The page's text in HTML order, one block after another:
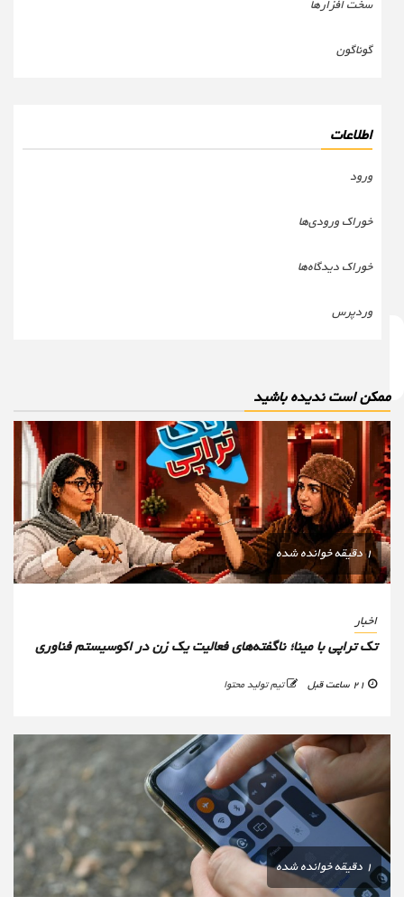
سخت افزارها
گوناگون
اطلاعات
ورود
خوراک ورودی‌ها
خوراک دیدگاه‌ها
وردپرس
است ندیده باشید
1 دقیقه خوانده شده
اخبار
تک تراپی با مینا؛ ناگفته‌های فعالیت یک زن در اکوسیستم فناوری
تیم تولید محتوا
1 دقیقه خوانده شده